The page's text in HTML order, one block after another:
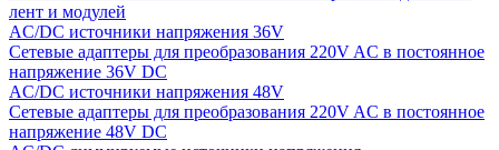
лент и модулей
AC/DC источники напряжения 36V
Сетевые адаптеры для преобразования 220V AC в постоянное
напряжение 36V DC
AC/DC источники напряжения 48V
Сетевые адаптеры для преобразования 220V AC в постоянное
напряжение 48V DC